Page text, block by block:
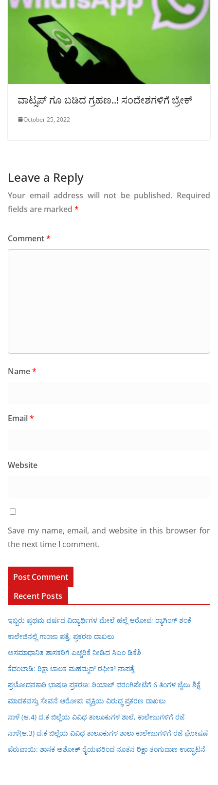
ವಾಟ್ಸಪ್ ಗೂ ಬಡಿದ ಗ್ರಹಣ..! ಸಂದೇಶಗಳಿಗೆ ಬ್ರೇಕ್
October 25, 2022
Leave a Reply
Your email address will not be published. Required
fields are marked *
Comment*
Name*
Email*
Website
Save my name, email, and website in this browser for
the next time I comment.
Recent Posts
ಇಬ್ಬರು ಪ್ರಥಮ ವರ್ಷದ ವಿದ್ಯಾರ್ಥಿಗಳ ಮೇಲೆ ಹಲ್ಲೆ ಆರೋಪ; ರ‍್ಯಾಗಿಂಗ್ ಶಂಕೆ
ಕಾಲೇಜಿನಲ್ಲಿ ಗಾಂಜಾ ಪತ್ತೆ, ಪ್ರಕರಣ ದಾಖಲು
ಅಸಮಾಧಾನಿತ ಶಾಸಕರಿಗೆ ಎಚ್ಚರಿಕೆ ನೀಡಿದ ಸಿಎಂ ಡಿಕೆಶಿ
ಕೆದಂಬಾಡಿ: ರಿಕ್ಷಾ ಚಾಲಕ ಮಹಮ್ಮದ್ ರಫೀಕ್ ನಾಪತ್ತೆ
ಪ್ರಚೋದನಕಾರಿ ಭಾಷಣ ಪ್ರಕರಣ: ರಿಯಾಜ್ ಫರಂಗಿಪೇಟೆಗೆ 6 ತಿಂಗಳ ಜೈಲು ಶಿಕ್ಷೆ
ಮಾದಕವಸ್ತು ಸೇವನೆ ಆರೋಪ: ವ್ಯಕ್ತಿಯ ವಿರುದ್ಧ ಪ್ರಕರಣ ದಾಖಲು
ನಾಳೆ (ಆ.4) ದ.ಕ ಜಿಲ್ಲೆಯ ವಿವಿಧ ತಾಲೂಕುಗಳ ಶಾಲೆ, ಕಾಲೇಜುಗಳಿಗೆ ರಜೆ
ನಾಳೆ(ಆ.3) ದ.ಕ ಜಿಲ್ಲೆಯ ವಿವಿಧ ತಾಲೂಕುಗಳ ಶಾಲಾ ಕಾಲೇಜುಗಳಿಗೆ ರಜೆ ಘೋಷಣೆ
ಪೆರುವಾಯಿ: ಶಾಸಕ ಅಶೋಕ್ ರೈಯವರಿಂದ ನೂತನ ರಿಕ್ಷಾ ತಂಗುದಾಣ ಉದ್ಘಾಟನೆ